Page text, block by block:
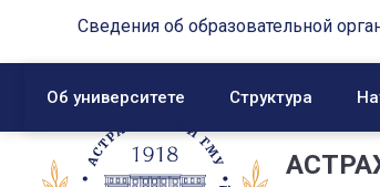
Сведения об образовательной
Об университете Структура